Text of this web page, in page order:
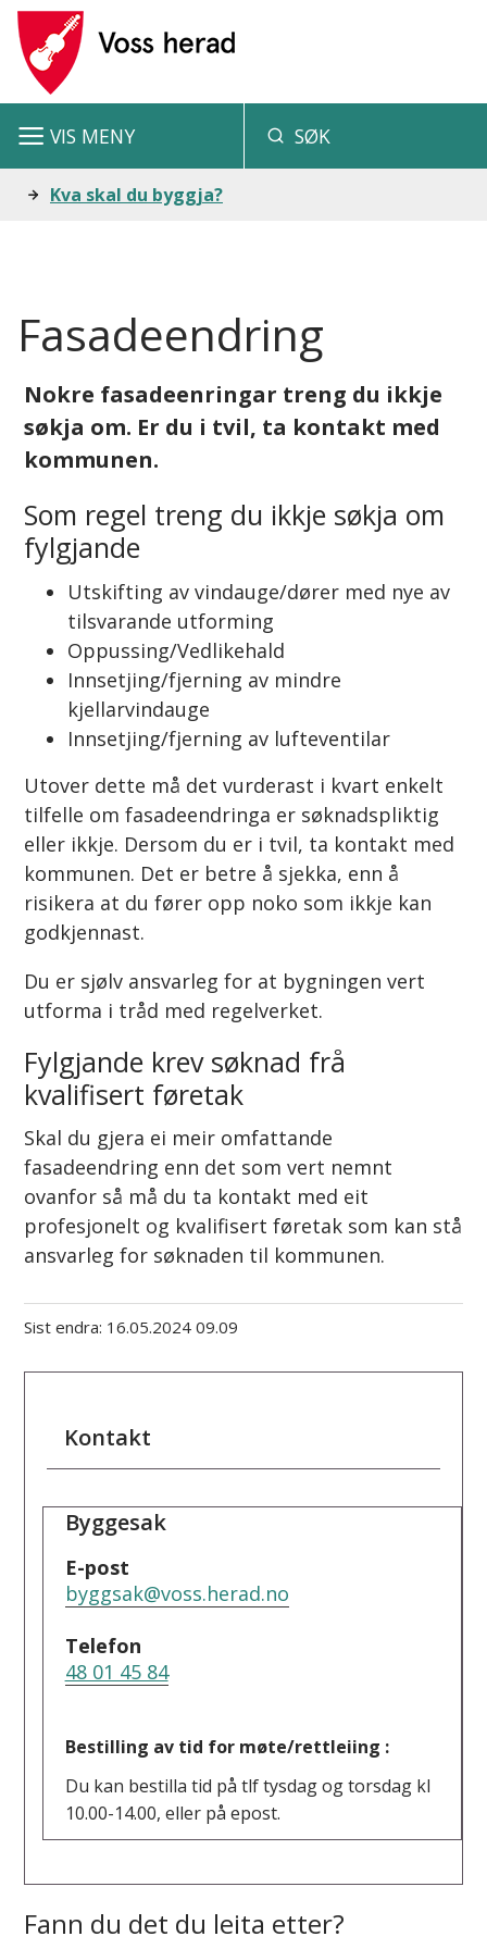
V
s
a
d
SØK
VIS MENY
Du Kva skal du byggja?
Fasadeendring
Nokre fasadeenringar treng du ikkje
søkja om. Er du i tvil, ta kontakt med
kommunen.
Som regel treng du ikkje søkja om
fylgjande
Utskifting av vindauge/dører med nye av
tilsvarande utforming
Oppussing/Vedlikehald
Innsetjing/fjerning av mindre
kjellarvindauge
Innsetjing/fjerning av lufteventilar
Utover dette må det vurderast i kvart enkelt
tilfelle om fasadeendringa er søknadspliktig
eller ikkje. Dersom du er i tvil, ta kontakt med
kommunen. Det er betre å sjekka, enn å
risikera at du fører opp noko som ikkje kan
godkjennast.
Du er sjølv ansvarleg for at bygningen vert
utforma i tråd med regelverket.
Fylgjande krev søknad frå
kvalifisert føretak
Skal du gjera ei meir omfattande
fasadeendring enn det som vert nemnt
ovanfor så må du ta kontakt med eit
profesjonelt og kvalifisert føretak som kan stå
ansvarleg for søknaden til kommunen.
Sist endra 16.05.2024 09.09
Kontakt
Byggesak
E-post
byggsak@voss.herad.no
Telefon
48 01 45 84
Bestilling av tid for møte/rettleiing :
Du kan bestilla tid på tlf tysdag og torsdag kl
10.00-14.00, eller på epost.
Fann du det du leita etter?